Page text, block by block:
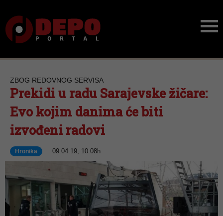
ZBOG REDOVNOG SERVISA
Prekidi u radu Sarajevske žičare:
Evo kojim danima će biti
izvođeni radovi
Hronika 09.04.19, 10:08h